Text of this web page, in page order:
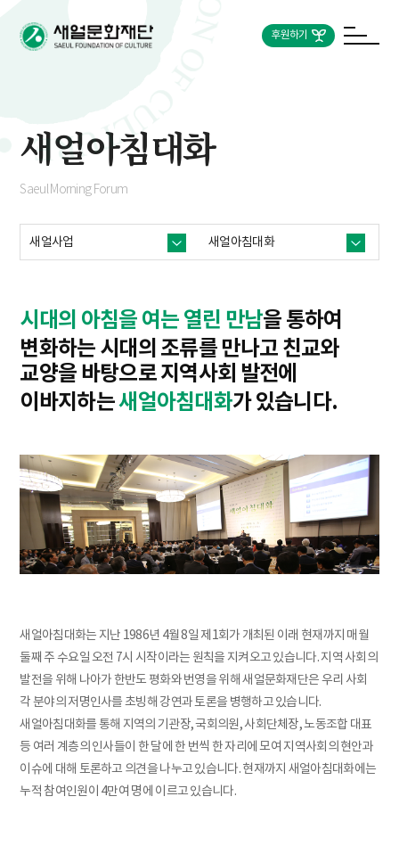
후원하기
새얼아침대화
Saeul Morning Forum
새얼사업 새얼아침대화
시대의 아침을 여는 열린 만남을 통하여
변화하는 시대의 조류를 만나고 친교와
교양을 바탕으로지역사회 발전에
이바지하는새얼아침대화가 있습니다.
새얼아침대화는 지난 1986년 4월 8일 제1회가 개최된 이래 현재까지 매월
둘째 주 수요일 오전 7시 시작이라는 원칙을 지켜오고 있습니다. 지역 사회의
발전을 위해 나아가 한반도 평화와 번영을 위해 새얼문화재단은 우리 사회
각 분야의 저명인사를 초빙해 강연과 토론을 병행하고 있습니다.
새얼아침대화를 통해 지역의 기관장, 국회의원, 사회단체장, 노동조합 대표
등 여러 계층의 인사들이 한 달에 한 번씩 한 자리에 모여 지역사회의 현안과
이슈에 대해 토론하고 의견을 나누고 있습니다. 현재까지 새얼아침대화에는
누적 참여인원이 4만여 명에 이르고 있습니다.